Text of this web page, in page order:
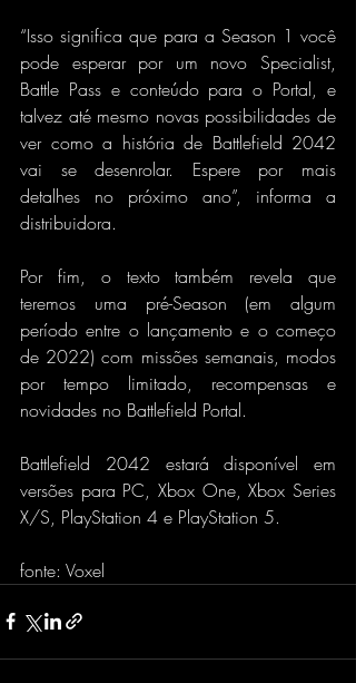
“Isso significa que para a Season 1 você
pode esperar por um novo Specialist,
Battle Pass e conteúdo para o Portal, e
talvez até mesmo novas possibilidades de
ver como a história de Battlefield 2042
vai se desenrolar. Espere por mais
detalhes no próximo ano”, informa a
distribuidora.
Por fim, o texto também revela que
teremos uma pré-Season (em algum
período entre o lançamento e o começo
de 2022) com missões semanais, modos
por tempo limitado, recompensas e
novidades no Battlefield Portal.
Battlefield 2042 estará disponível em
versões para PC, Xbox One, Xbox Series
X/S, PlayStation 4 e PlayStation 5.
fonte: Voxel